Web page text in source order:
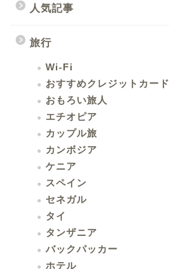
人気記事
旅行
Wi-Fi
おすすめクレジットカード
おもろい旅人
エチオピア
カップル旅
カンボジア
ケニア
スペイン
セネガル
タイ
タンザニア
バックパッカー
ホテル